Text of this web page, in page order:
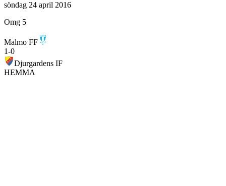
söndag 24 april 2016
Omg 5
Malmo FF
1-0
Djurgardens IF
HEMMA